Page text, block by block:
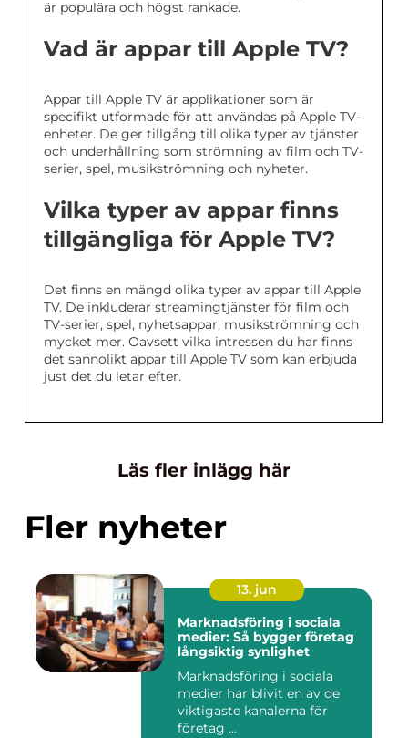
är populära och högst rankade.
Vad är appar till Apple TV?
Appar till Apple TV är applikationer som är
specifikt utformade för att användas på Apple TV-
enheter. De ger tillgång till olika typer av tjänster
och underhållning som strömning av film och TV-
serier, spel, musikströmning och nyheter.
Vilka typer av appar finns
tillgängliga för Apple TV?
Det finns en mängd olika typer av appar till Apple
TV. De inkluderar streamingtjänster för film och
TV-serier, spel, nyhetsappar, musikströmning och
mycket mer. Oavsett vilka intressen du har finns
det sannolikt appar till Apple TV som kan erbjuda
just det du letar efter.
Läs fler inlägg här
Fler nyheter
13. jun
Marknadsföring i sociala
medier: Så bygger företag
långsiktig synlighet
Marknadsföring i sociala
medier har blivit en av de
viktigaste kanalerna för
företag ...